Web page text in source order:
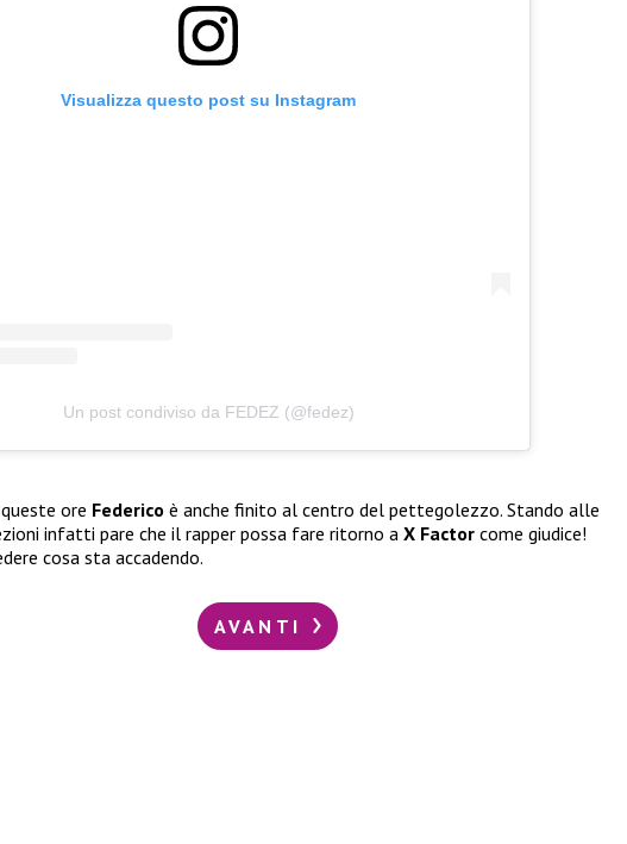
Visualizza questo post su Instagram
Un post condiviso da FEDEZ (@fedez)
ore Federico è anche finito al centro del pettegolezzo. Stando alle
infatti pare che il rapper possa fare ritorno a X Factor come giudice!
cosa sta accadendo.
AVANTI